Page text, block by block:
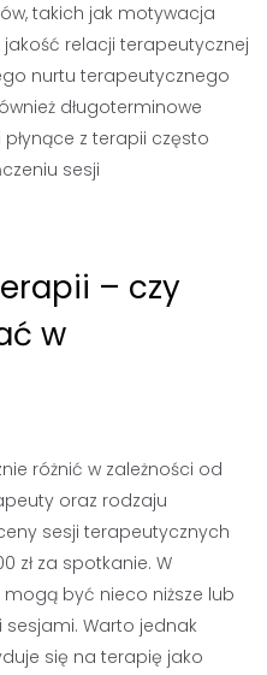
takich jak motywacja
relacji terapeutycznej
nurtu terapeutycznego
długoterminowe
z terapii często
sesji
– czy
w
różnić w zależności od
oraz rodzaju
sesji terapeutycznych
zł za spotkanie. W
być nieco niższe lub
Warto jednak
się na terapię jako